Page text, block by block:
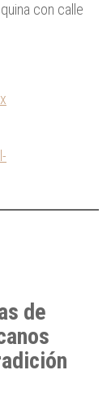
con calle
de